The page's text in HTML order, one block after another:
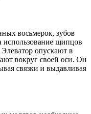
восьмерок, зубов
использование щипцов
опускают в
вокруг своей оси. Он
связки и выдавливая